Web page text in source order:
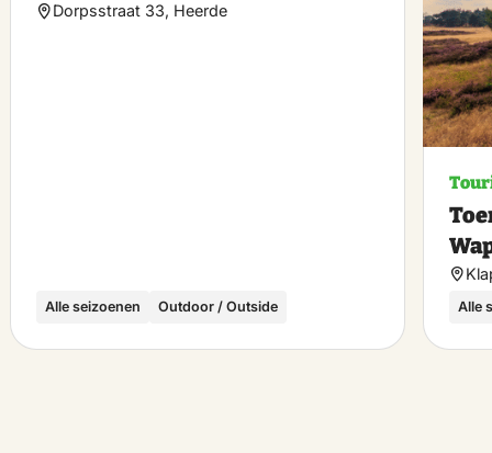
Dorpsstraat 33, Heerde
Alle seizoenen Outdoor / Outside Alle